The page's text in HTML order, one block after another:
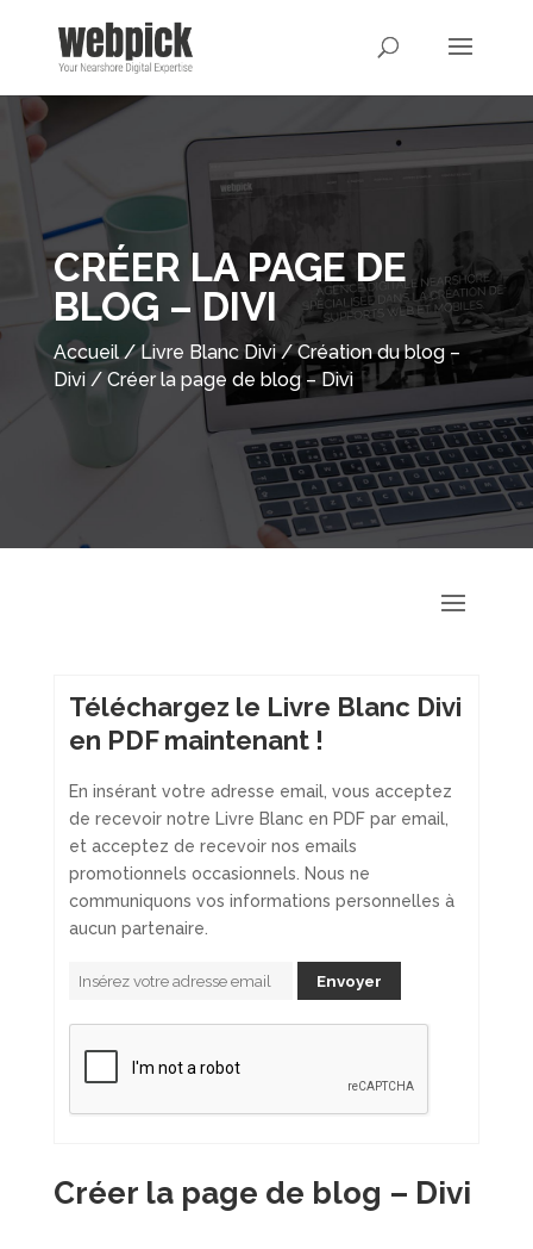
CRÉER LA PAGE DE
BLOG – DIVI
Accueil/Livre Blanc Divi/Création du blog –
Divi/ Créer la page de blog – Divi
Téléchargez le Livre Blanc Divi
en PDF maintenant !
En insérant votre adresse email, vous acceptez
de recevoir notre Livre Blanc en PDF par email,
et acceptez de recevoir nos emails
promotionnels occasionnels. Nous ne
communiquons vos informations personnelles à
aucun partenaire.
Créer la page de blog – Divi